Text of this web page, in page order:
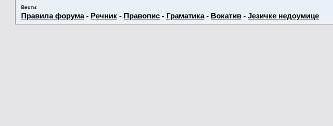
Вести:
Правила форума- Речник - Правопис - Граматика- Вокатив - Језичке недоумице